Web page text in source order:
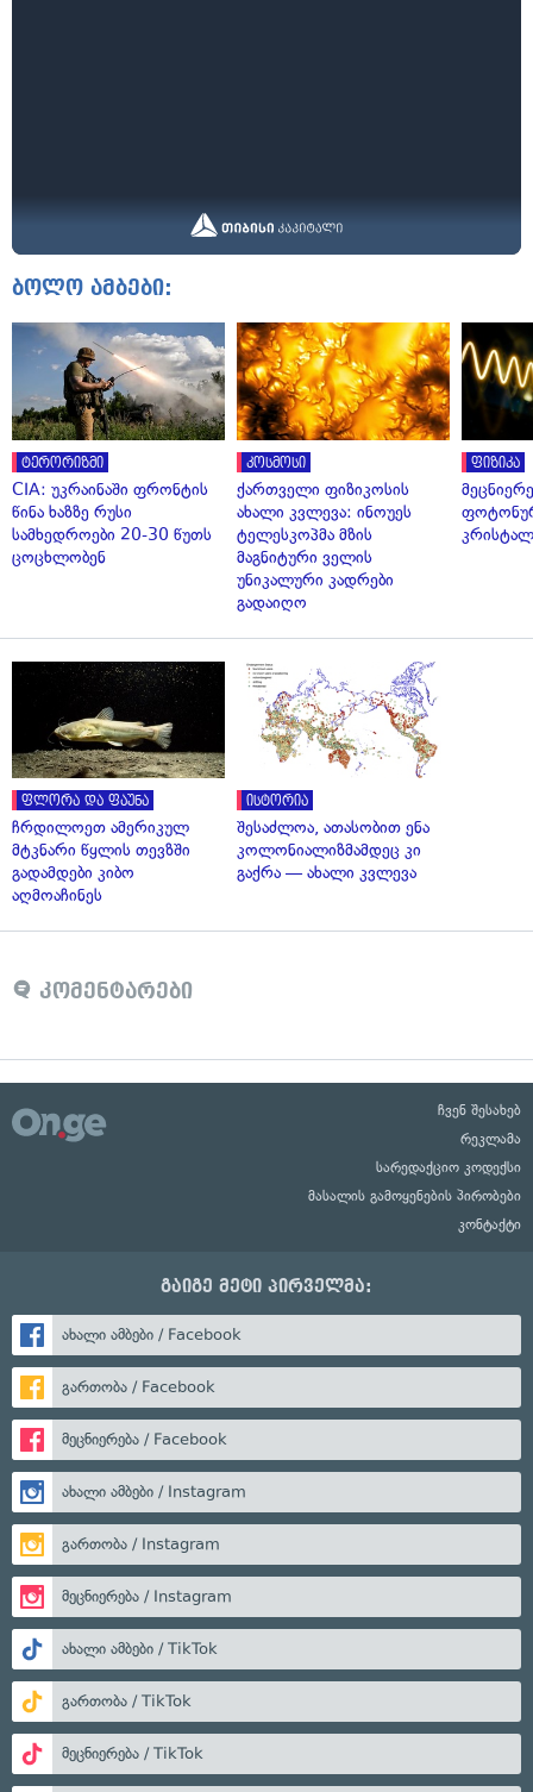
ბოლო ამბები:
ტერორიზმი
CIA: უკრაინაში ფრონტის
წინა ხაზზე რუსი
სამხედროები 20-30 წუთს
ცოცხლობენ
კოსმოსი
ქართველი ფიზიკოსის
ახალი კვლევა: ინოუეს
ტელესკოპმა მზის
მაგნიტური ველის
უნიკალური კადრები
გადაიღო
ფიზიკა
ფლორა და ფაუნა
ჩრდილოეთ ამერიკულ
მტკნარი წყლის თევზში
გადამდები კიბო
აღმოაჩინეს
ისტორია
შესაძლოა, ათასობით ენა
კოლონიალიზმამდეც კი
გაქრა — ახალი კვლევა
კომენტარები
ჩვენ შესახებ
რეკლამა
სარედაქციო კოდექსი
მასალის გამოყენების პირობები
კონტაქტი
გაიგე მეტი პირველმა:
ახალი ამბები / Facebook
გართობა / Facebook
მეცნიერება / Facebook
ახალი ამბები / Instagram
გართობა / Instagram
მეცნიერება / Instagram
ახალი ამბები / TikTok
გართობა / TikTok
მეცნიერება / TikTok